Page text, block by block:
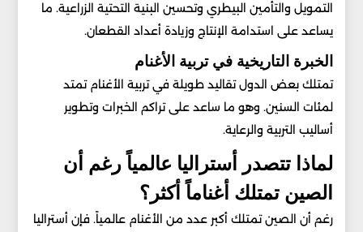
التمويل والتأمين البيطري وتحسين البنية التحتية الزراعية. ما
يساعد على استدامة الإنتاج وزيادة أعداد القطعان.
الخبرة التاريخية في تربية الأغنام
تمتلك بعض الدول تقاليد طويلة في تربية الأغنام تمتد
لمئات السنين. وهو ما ساعد على تراكم الخبرات وتطوير
أساليب التربية والرعاية.
لماذا تتصدر أستراليا عالمياً رغم أن
الصين تمتلك أغناماً أكثر؟
رغم أن الصين تمتلك أكبر عدد من الأغنام عالمياً. فإن أستراليا